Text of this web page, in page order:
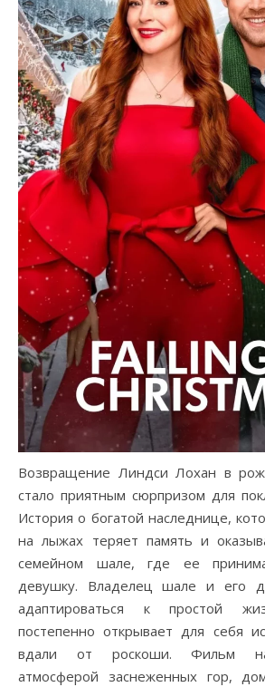
Возвращение Линдси Лохан в
стало приятным сюрпризом для
История о богатой наследнице,
на лыжах теряет память и
семейном шале, где ее
девушку. Владелец шале и его
адаптироваться к простой
постепенно открывает для себя
вдали от роскоши. Фильм
атмосферой заснеженных гор,